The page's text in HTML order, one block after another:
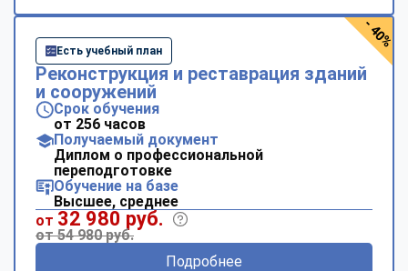
Есть учебный план
Реконструкция и реставрация зданий
и сооружений
Срок обучения
от 256 часов
Получаемый документ
Диплом о профессиональной
переподготовке
Обучение на базе
Высшее, среднее
от 32 980 руб.
от 54 980 руб.
Подробнее
- 40%